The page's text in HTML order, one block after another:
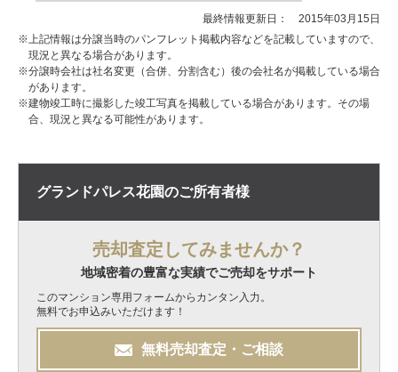
最終情報更新日： 2015年03月15日
※上記情報は分譲当時のパンフレット掲載内容などを記載していますので、
現況と異なる場合があります。
※分譲時会社は社名変更（合併、分割含む）後の会社名が掲載している場合
があります。
※建物竣工時に撮影した竣工写真を掲載している場合があります。その場
合、現況と異なる可能性があります。
グランドパレス花園のご所有者様
売却査定してみませんか？
地域密着の豊富な実績でご売却をサポート
このマンション専用フォームからカンタン入力。
無料でお申込みいただけます！
無料売却査定・ご相談